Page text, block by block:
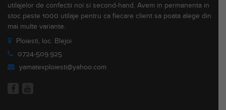
utilajelor de confectii noi si second-hand. Avem in permanenta in
stoc peste 1000 utilaje pentru ca fiecare client sa poata alege din
mai multe variante.
Ploiesti, loc. Blejoi
0724-509.925
yamatexploiesti@yahoo.com